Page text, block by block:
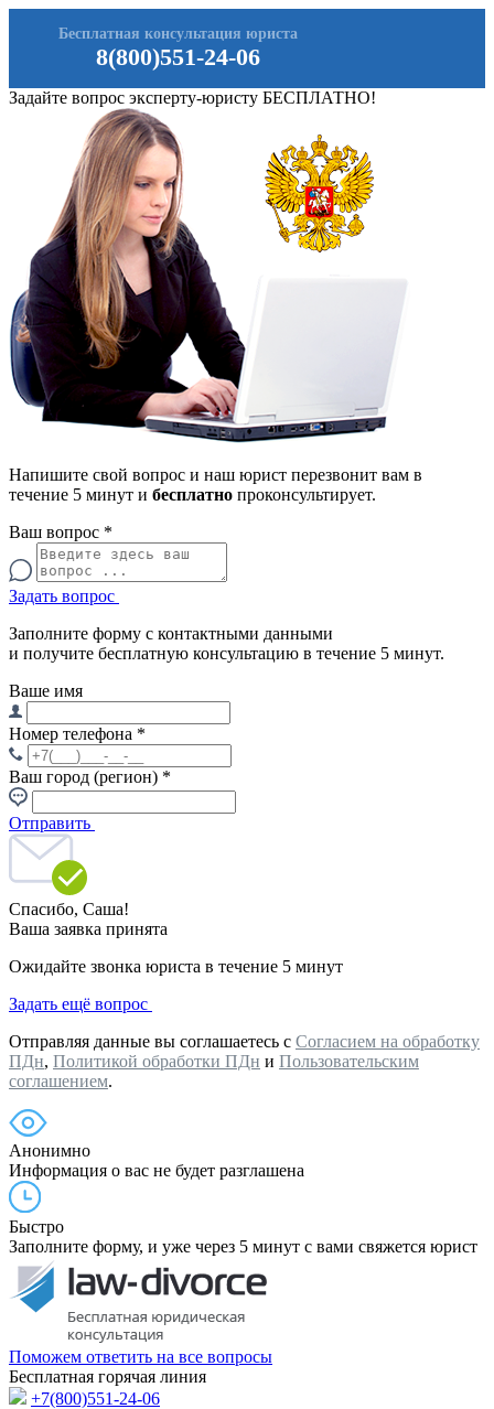
8(800)551-24-06
Бесплатная консультация юриста
Задайте вопрос эксперту-юристу БЕСПЛАТНО!
Напишите свой вопрос и наш юрист перезвонит вам в
течение 5 минут и бесплатно проконсультирует.
Ваш вопрос *
Задать вопрос
Заполните форму с контактными данными
и получите бесплатную консультацию в течение 5 минут.
Ваше имя
Номер телефона *
Ваш город (регион) *
Отправить
Спасибо, Саша!
Ваша заявка принята
Ожидайте звонка юриста в течение 5 минут
Задать ещё вопрос
Отправляя данные вы соглашаетесь с Согласием на обработку
ПДн, Политикой обработки ПДн и Пользовательским
соглашением.
Анонимно
Информация о вас не будет разглашена
Быстро
Заполните форму, и уже через 5 минут с вами свяжется юрист
Поможем ответить на все вопросы
Бесплатная горячая линия
+7(800)551-24-06